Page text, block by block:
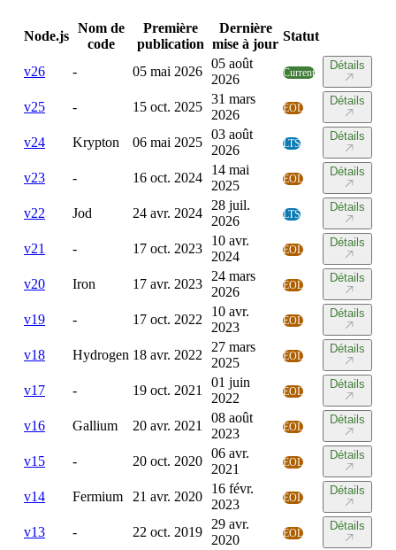
Node.js
Nom de
code
Première
publication
Dernière
mise à jour
Statut
v26 - 05 mai 2026
05 août
2026
Current
Détails
v25 - 15 oct. 2025
31 mars
2026
EOL
Détails
v24 Krypton 06 mai 2025
03 août
2026
LTS
Détails
v23 - 16 oct. 2024
14 mai
2025
EOL
Détails
v22 Jod 24 avr. 2024
28 juil.
2026
LTS
Détails
v21 - 17 oct. 2023
10 avr.
2024
EOL
Détails
v20 Iron 17 avr. 2023
24 mars
2026
EOL
Détails
v19 - 17 oct. 2022
10 avr.
2023
EOL
Détails
v18 Hydrogen 18 avr. 2022
27 mars
2025
EOL
Détails
v17 - 19 oct. 2021
01 juin
2022
EOL
Détails
v16 Gallium 20 avr. 2021
08 août
2023
EOL
Détails
v15 - 20 oct. 2020
06 avr.
2021
EOL
Détails
v14 Fermium 21 avr. 2020
16 févr.
2023
EOL
Détails
v13 - 22 oct. 2019
29 avr.
2020
EOL
Détails